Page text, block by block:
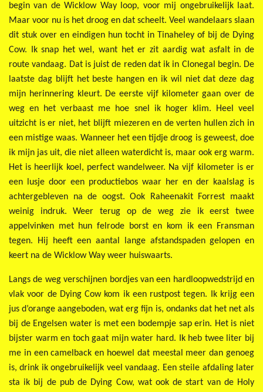
begin van de Wicklow Way loop, voor mij ongebruikelijk laat.
Maar voor nu is het droog en dat scheelt. Veel wandelaars slaan
dit stuk over en eindigen hun tocht in Tinaheley of bij de Dying
Cow. Ik snap het wel, want het er zit aardig wat asfalt in de
route vandaag. Dat is juist de reden dat ik in Clonegal begin. De
laatste dag blijft het beste hangen en ik wil niet dat deze dag
mijn herinnering kleurt. De eerste vijf kilometer gaan over de
weg en het verbaast me hoe snel ik hoger klim. Heel veel
uitzicht is er niet, het blijft miezeren en de verten hullen zich in
een mistige waas. Wanneer het een tijdje droog is geweest, doe
ik mijn jas uit, die niet alleen waterdicht is, maar ook erg warm.
Het is heerlijk koel, perfect wandelweer. Na vijf kilometer is er
een lusje door een productiebos waar her en der kaalslag is
achtergebleven na de oogst. Ook Raheenakit Forrest maakt
weinig indruk. Weer terug op de weg zie ik eerst twee
appelvinken met hun felrode borst en kom ik een Fransman
tegen. Hij heeft een aantal lange afstandspaden gelopen en
keert na de Wicklow Way weer huiswaarts.
Langs de weg verschijnen bordjes van een hardloopwedstrijd en
vlak voor de Dying Cow kom ik een rustpost tegen. Ik krijg een
jus d’orange aangeboden, wat erg fijn is, ondanks dat het net als
bij de Engelsen water is met een bodempje sap erin. Het is niet
bijster warm en toch gaat mijn water hard. Ik heb twee liter bij
me in een camelback en hoewel dat meestal meer dan genoeg
is, drink ik ongebruikelijk veel vandaag. Een steile afdaling later
sta ik bij de pub de Dying Cow, wat ook de start van de Holy